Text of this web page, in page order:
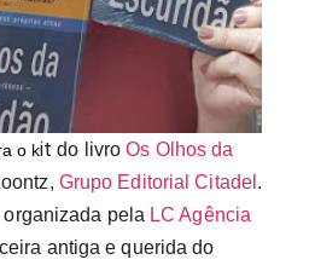
o kit do livro Os Olhos da
Grupo Editorial Citadel .
pela LC Agência
antiga e querida do